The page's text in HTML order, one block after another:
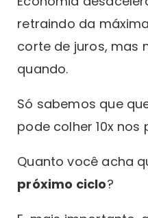
retraindo da
corte de juros, mas
quando.
Só sabemos que
pode colher 10x nos
Quanto você acha
próximo ciclo?